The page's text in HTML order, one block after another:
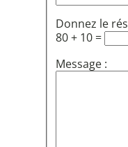
Donnez le
80 + 10 =
Message :